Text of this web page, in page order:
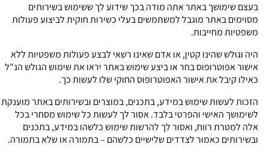
בעצם שימושך באתר אתה מודה בכך שידוע לך ששימוש בשירותים
מסוימים באתר מוגבל למשתמשים בעלי כשירות חוקית לביצוע פעולות
משפטיות מחייבות.
היה וגולש שהינו קטין, או אדם שאינו רשאי לבצע פעולות משפטיות ללא
אישור אפוטרופוס בחר או ביצע שימוש באתר יראו את שימוש הגולש הנ"ל
כאילו קיבל את אישור האפוטרופוס החוקי שלו לעשות כך.
הזכות לעשות שימוש במידע, בתכנים, במוצרים ובשירותים באתר מוענקת
לשימושך האישי והפרטי בלבד. אסור לך לעשות כל שימוש מסחרי בכל
אלה למטרת רווח, ואסור לך להרשות שימוש כלשהו במידע, בתכנים
ובשירותים כאמור לצדדים שלישיים כלשהם – בתמורה או שלא בתמורה.